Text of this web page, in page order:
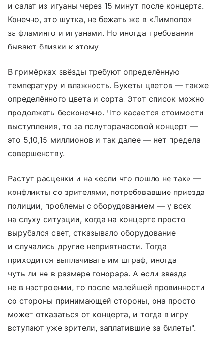
и салат из игуаны через 15 минут после концерта.
Конечно, это шутка, не бежать же в «Лимпопо»
за фламинго и игуанами. Но иногда требования
бывают близки к этому.
В гримёрках звёзды требуют определённую
температуру и влажность. Букеты цветов — также
определённого цвета и сорта. Этот список можно
продолжать бесконечно. Что касается стоимости
выступления, то за полуторачасовой концерт —
это 5,10,15 миллионов и так далее — нет предела
совершенству.
Растут расценки и на «если что пошло не так» —
конфликты со зрителями, потребовавшие приезда
полиции, проблемы с оборудованием — у всех
на слуху ситуации, когда на концерте просто
вырубался свет, отказывало оборудование
и случались другие неприятности. Тогда
приходится выплачивать им штраф, иногда
чуть ли не в размере гонорара. А если звезда
не в настроении, то после малейшей провинности
со стороны принимающей стороны, она просто
может отказаться от концерта, и тогда в игру
вступают уже зрители, заплатившие за билеты".